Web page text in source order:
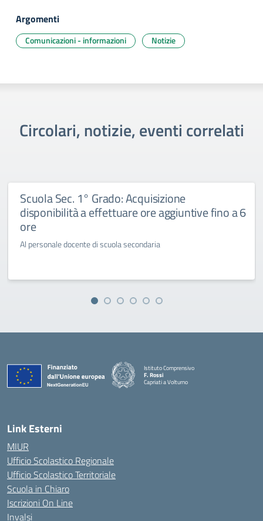
Argomenti
Comunicazioni - informazioni Notizie
Circolari, notizie, eventi correlati
Scuola Sec. 1° Grado: Acquisizione
disponibilità a effettuare ore aggiuntive fino a 6
ore
Al personale docente di scuola secondaria
Istituto Comprensivo
F. Rossi
Capriati a Volturno
— Visita la pagina iniziale della scuola
Link Esterni
MIUR
Ufficio Scolastico Regionale
Ufficio Scolastico Territoriale
Scuola in Chiaro
Iscrizioni On Line
Invalsi